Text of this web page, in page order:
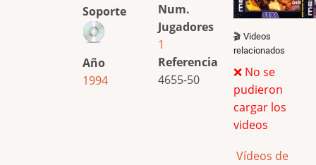
Soporte
Año
1994
Num.
Jugadores
1
Referencia
4655-50
🎬 Videos
relacionados
❌ No se
pudieron
cargar los
videos
Vídeos de